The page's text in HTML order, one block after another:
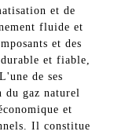
et de
fluide et
et des
et fiable,
de ses
gaz naturel
et
Il constitue